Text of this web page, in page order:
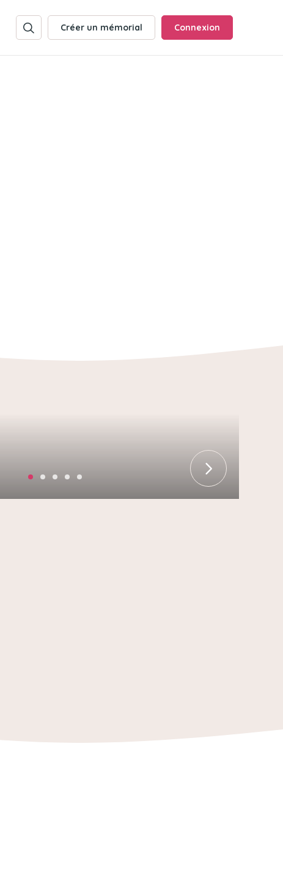
Créer un mémorial Connexion